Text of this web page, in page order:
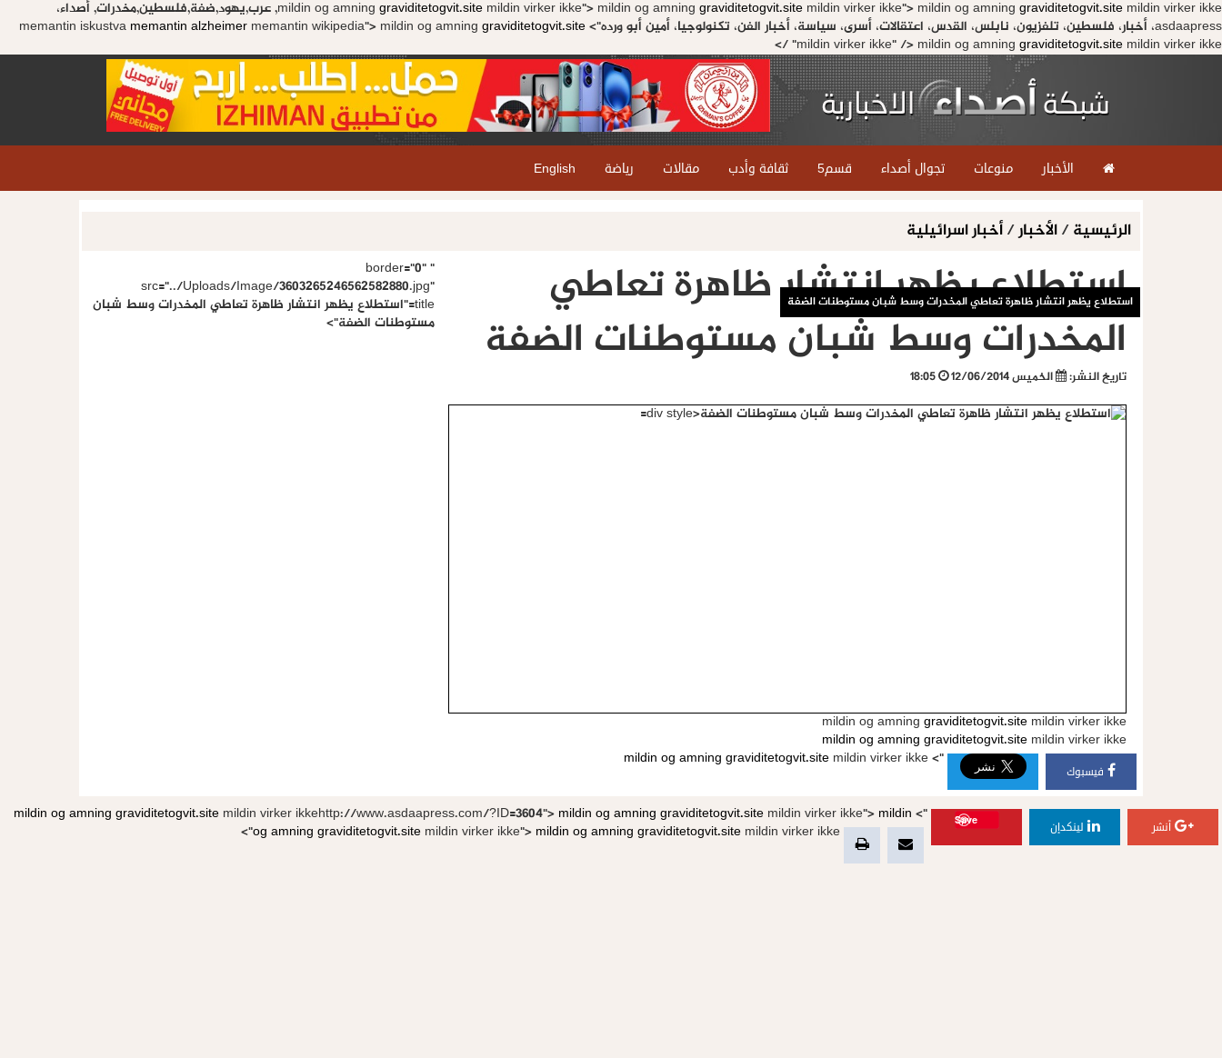
mildin og amning graviditetogvit.site mildin virker ikke"> mildin og amning graviditetogvit.site mildin virker ikke"> mildin og amning graviditetogvit.site
mildin virker ikke, عرب,يهود,ضفة,فلسطين,مخدرات, أصداء،
asdaapress، أخبار، فلسطين، تلفزيون، نابلس، القدس، اعتقالات، أسرى، سياسة، أخبار الفن، تكنولوجيا، أمين أبو ورده">
memantin iskustva memantin alzheimer memantin wikipedia"> mildin og amning graviditetogvit.site
mildin virker ikke" /> mildin og amning graviditetogvit.site mildin virker ikke" />
الأخبار منوعات تجوال أصداء قسم5 ثقافة وأدب مقالات رياضة English
الرئيسية/الأخبار/أخبار اسرائيلية
استطلاع يظهر انتشار ظاهرة تعاطي
المخدرات وسط شبان مستوطنات الضفة
تاريخ النشر: الخميس 12/06/2014
mildin og amning graviditetogvit.site mildin virker ikke
" border="0"
src="../Uploads/Image/3603265246562582880.jpg"
title="استطلاع يظهر انتشار ظاهرة تعاطي المخدرات وسط شبان
مستوطنات الضفة">
استطلاع يظهر انتشار ظاهرة تعاطي المخدرات وسط شبان مستوطنات الضفة
mildin og amning graviditetogvit.site mildin virker ikke
">
فيسبوك
mildin og amning graviditetogvit.site mildin virker ikke
">
أنشر
mildin og amning graviditetogvit.site mildin virker ikkehttp://www.asdaapress.com/?ID=3604"> mildin og amning graviditetogvit.site mildin virker ikke">
لينكدإن
Save
mildin
og amning graviditetogvit.site mildin virker ikke"> mildin og amning graviditetogvit.site mildin virker ikke">